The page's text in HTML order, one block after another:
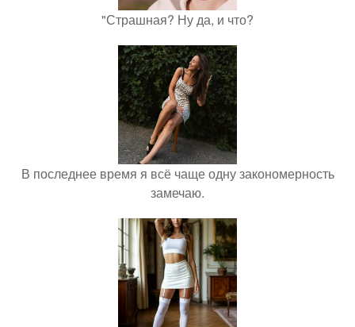
"Страшная? Ну да, и что?
В последнее время я всё чаще одну закономерность
замечаю.